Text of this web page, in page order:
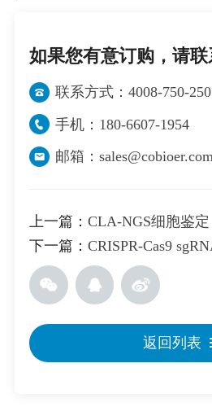
如果您有意订购，请联
联系方式：4008-750-250
手机：180-6607-1954
邮箱：
上一篇： CLA-NGS细胞鉴定
下一篇： CRISPR-Cas9
返回列表